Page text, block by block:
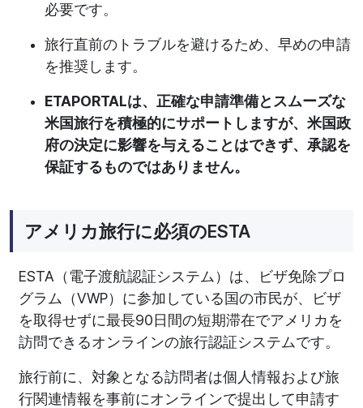
必要です。
旅行直前のトラブルを避けるため、早めの申請
を推奨します。
ETAPORTALは、正確な申請準備とスムーズな
米国旅行を積極的にサポートしますが、米国政
府の決定に影響を与えることはできず、承認を
保証するものではありません。
アメリカ旅行に必須のESTA
ESTA（電子渡航認証システム）は、ビザ免除プロ
グラム（VWP）に参加している国の市民が、ビザ
を取得せずに最長90日間の短期滞在でアメリカを
訪問できるオンラインの旅行認証システムです。
旅行前に、対象となる訪問者は個人情報および旅
行関連情報を事前にオンラインで提出して申請す